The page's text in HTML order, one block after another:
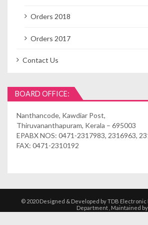
Orders 2018
Orders 2017
Contact Us
BOARD OFFICE:
Nanthancode, Kawdiar Post,
Thiruvananthapuram, Kerala – 695003
EPABX NOS: 0471-2317983, 2316963,
FAX: 0471-2310192
© 2020 Designed & Developed by TDB Electronic
Department , Maintained by